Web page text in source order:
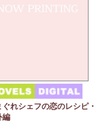
ぐれシェフの恋のレシピ・
編